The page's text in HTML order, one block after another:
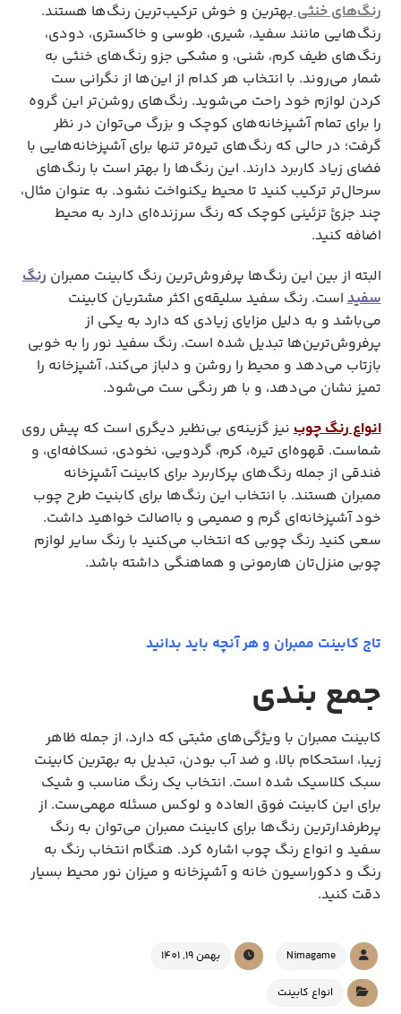
رنگ‌های خنثیبهترین و خوش ترکیب‌ترین رنگ‌ها هستند.
رنگ‌هایی مانند سفید، شیری، طوسی و خاکستری، دودی،
رنگ‌های طیف کرم، شنی، و مشکی جزو رنگ‌های خنثی به
شمار می‌روند. با انتخاب هر کدام از این‌ها از نگرانی ست
کردن لوازم خود راحت می‌شوید. رنگ‌های روشن‌تر این گروه
را برای تمام آشپزخانه‌های کوچک و بزرگ می‌توان در نظر
گرفت؛ در حالی که رنگ‌های تیره‌تر تنها برای آشپزخانه‌هایی با
فضای زیاد کاربرد دارند. این رنگ‌ها را بهتر است با رنگ‌های
سرحال‌تر ترکیب کنید تا محیط یکنواخت نشود. به عنوان مثال،
چند جزئ تزئینی کوچک که رنگ سرزنده‌ای دارد به محیط
اضافه کنید.
البته از بین این رنگ‌ها پرفروش‌ترین رنگ کابینت ممبران رنگ
سفیداست. رنگ سفید سلیقه‌ی اکثر مشتریان کابینت
می‌باشد و به دلیل مزایای زیادی که دارد به یکی از
پرفروش‌ترین‌ها تبدیل شده است. رنگ سفید نور را به خوبی
بازتاب می‌دهد و محیط را روشن و دلباز می‌کند، آشپزخانه را
تمیز نشان می‌دهد، و با هر رنگی ست می‌شود.
انواع رنگ چوبنیز گزینه‌ی بی‌نظیر دیگری است که پیش روی
شماست. قهوه‌ای تیره، کرم، گردویی، نخودی، نسکافه‌ای، و
فندقی از جمله رنگ‌های پرکاربرد برای کابینت آشپزخانه
ممبران هستند. با انتخاب این رنگ‌ها برای کابنیت طرح چوب
خود آشپزخانه‌ای گرم و صمیمی و بااصالت خواهید داشت.
سعی کنید رنگ چوبی که انتخاب می‌کنید با رنگ سایر لوازم
چوبی منزل‌تان هارمونی و هماهنگی داشته باشد.
تاج کابینت ممبران و هر آنچه باید بدانید
جمع بندی
کابینت ممبران با ویژگی‌های مثبتی که دارد، از جمله ظاهر
زیبا، استحکام بالا، و ضد آب بودن، تبدیل به بهترین کابینت
سبک کلاسیک شده است. انتخاب یک رنگ مناسب و شیک
برای این کابینت فوق العاده و لوکس مسئله مهمی‌ست. از
پرطرفدارترین رنگ‌ها برای کابینت ممبران می‌توان به رنگ
سفید و انواع رنگ چوب اشاره کرد. هنگام انتخاب رنگ به
رنگ و دکوراسیون خانه و آشپزخانه و میزان نور محیط بسیار
دقت کنید.
Nimagame بهمن 19, 1401
انواع کابینت